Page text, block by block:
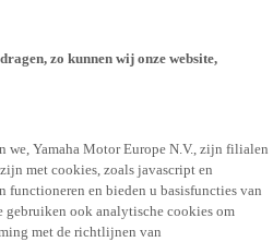
zo kunnen wij onze website,
we, Yamaha Motor Europe N.V., zijn filialen
met cookies, zoals javascript en
functioneren en bieden u basisfuncties van
gebruiken ook analytische cookies om
met de richtlijnen van